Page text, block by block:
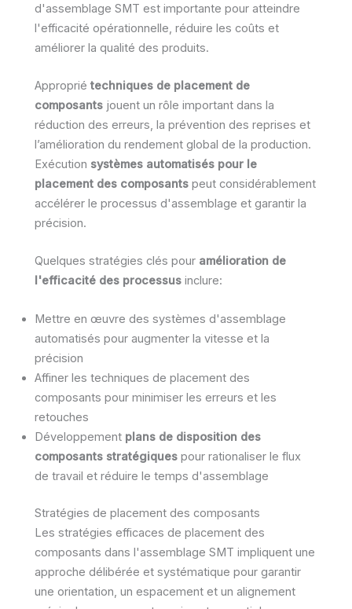
d'assemblage SMT est importante pour atteindre
l'efficacité opérationnelle, réduire les coûts et
améliorer la qualité des produits.
Approprié techniques de placement de
composants jouent un rôle important dans la
réduction des erreurs, la prévention des reprises et
l’amélioration du rendement global de la production.
Exécution systèmes automatisés pour le
placement des composants peut considérablement
accélérer le processus d'assemblage et garantir la
précision.
Quelques stratégies clés pour amélioration de
l'efficacité des processus inclure:
Mettre en œuvre des systèmes d'assemblage
automatisés pour augmenter la vitesse et la
précision
Affiner les techniques de placement des
composants pour minimiser les erreurs et les
retouches
Développement plans de disposition des
composants stratégiques pour rationaliser le flux
de travail et réduire le temps d'assemblage
Stratégies de placement des composants
Les stratégies efficaces de placement des
composants dans l'assemblage SMT impliquent une
approche délibérée et systématique pour garantir
une orientation, un espacement et un alignement